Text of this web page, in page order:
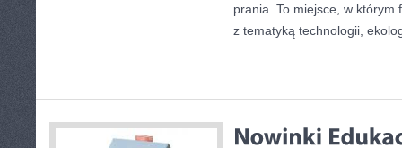
prania. To miejsce, w którym
z tematyką technologii,